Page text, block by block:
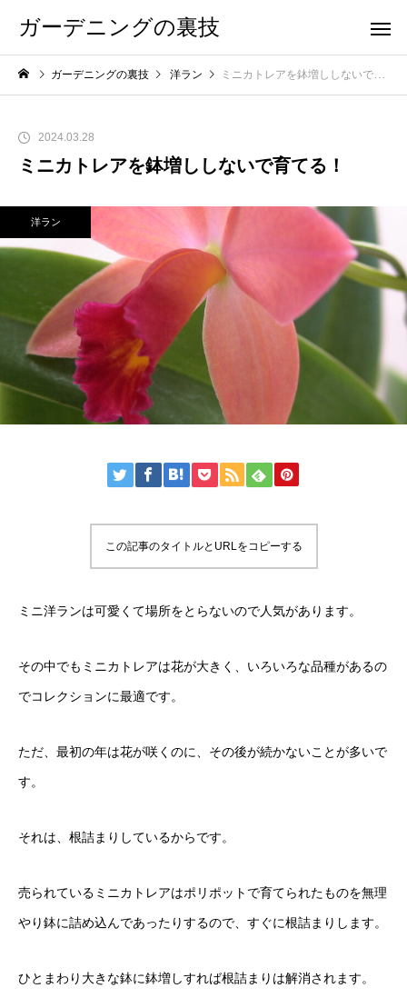
ガーデニングの裏技
ガーデニングの裏技 洋ラン ミニカトレアを鉢増ししないで育てる！
2024.03.28
ミニカトレアを鉢増ししないで育てる！
洋ラン
この記事のタイトルとURLをコピーする
ミニ洋ランは可愛くて場所をとらないので人気があります。
その中でもミニカトレアは花が大きく、いろいろな品種があるの
でコレクションに最適です。
ただ、最初の年は花が咲くのに、その後が続かないことが多いで
す。
それは、根詰まりしているからです。
売られているミニカトレアはポリポットで育てられたものを無理
やり鉢に詰め込んであったりするので、すぐに根詰まりします。
ひとまわり大きな鉢に鉢増しすれば根詰まりは解消されます。